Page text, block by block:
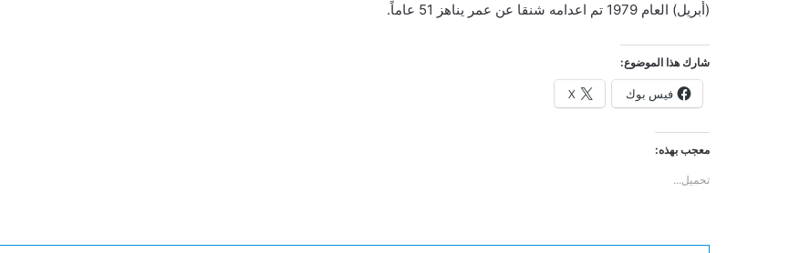
(أبريل) العام 1979 تم اعدامه شنقا عن عمر يناهز 51 عاماً.
شارك هذا الموضوع:
فيس بوك X
معجب بهذه:
تحميل...